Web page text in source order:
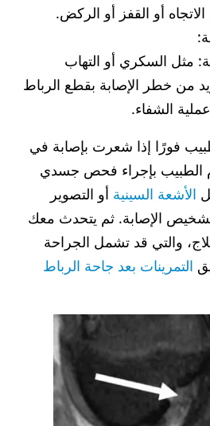
أو القفز أو الركض.
مثل السكري أو التهاب
من خطر الإصابة بقطع الرباط
الشفاء.
فورًا إذا شعرت بإصابة في
الطبيب بإجراء فحص جسدي
الأشعة السينية أو التصوير
الإصابة. ثم يتحدث معك
والتي قد تشمل الجراحة
التمرينات بعد جاحة الرباط